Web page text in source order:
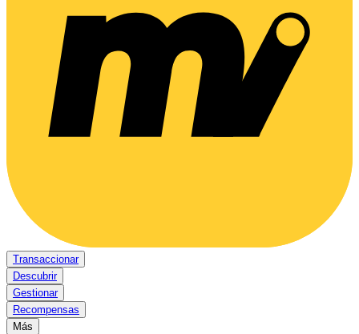
Transaccionar
Descubrir
Gestionar
Recompensas
Más